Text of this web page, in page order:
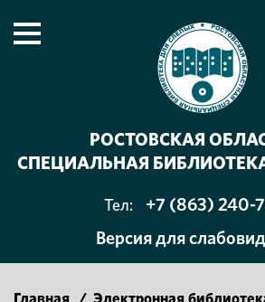
РОСТОВСКАЯ
СПЕЦИАЛЬНАЯ
Тел:
+7 (863) 240-
Версия для
Главная / Электронная